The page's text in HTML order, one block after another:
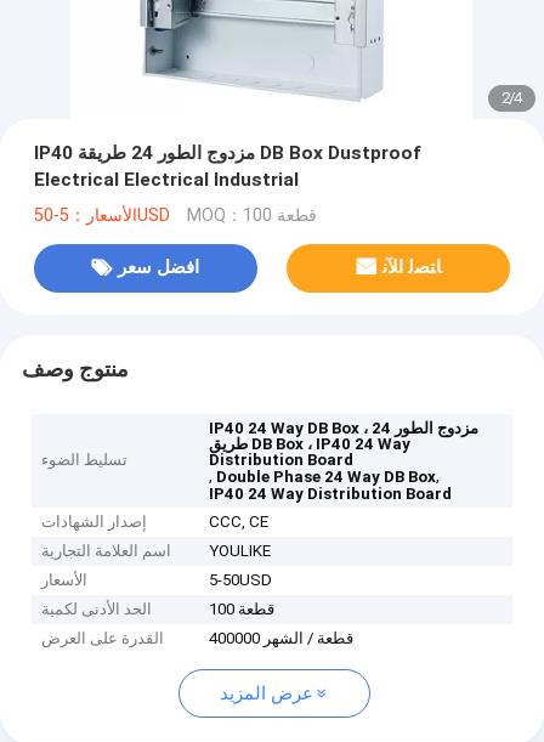
2/4
IP40 مزدوج الطور 24 طريقة DB Box Dustproof
Electrical Electrical Industrial
الأسعار：5-50USD MOQ：100 قطعة
افضل سعر ﺎﺘﺼﻟ ﺍﻶﻧ
منتوج وصف
تسليط الضوء
IP40 24 Way DB Box ، مزدوج الطور 24
طريق DB Box ، IP40 24 Way
Distribution Board
, Double Phase 24 Way DB Box,
IP40 24 Way Distribution Board
إصدار الشهادات
CCC, CE
اسم العلامة التجارية
YOULIKE
الأسعار
5-50USD
الحد الأدنى لكمية
100 قطعة
القدرة على العرض
400000 قطعة / الشهر
عرض المزيد